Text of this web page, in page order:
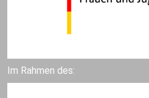
Im Rahmen des: